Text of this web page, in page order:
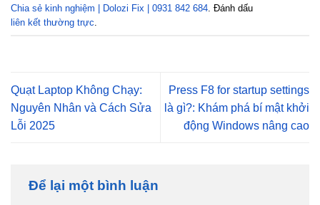
Chia sẻ kinh nghiệm | Dolozi Fix | 0931 842 684 . Đánh dấu
liên kết thường trực
Quạt Laptop Không Chạy:
Nguyên Nhân và Cách Sửa
Lỗi 2025
Press F8 for startup settings
là gì?: Khám phá bí mật khởi
động Windows nâng cao
Để lại một bình luận